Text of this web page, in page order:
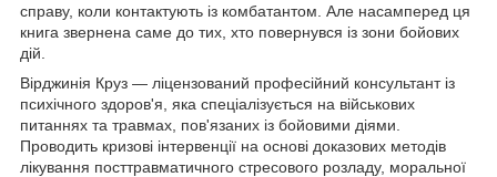
справу, коли контактують із комбатантом. Але насамперед ця
книга звернена саме до тих, хто повернувся із зони бойових
дій.
Вірджинія Круз — ліцензований професійний консультант із
психічного здоров'я, яка спеціалізується на військових
питаннях та травмах, пов'язаних із бойовими діями.
Проводить кризові інтервенції на основі доказових методів
лікування посттравматичного стресового розладу, моральної